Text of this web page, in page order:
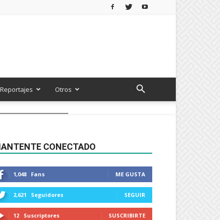
Reportajes Otros
CONECTADO
1,048 Fans ME GUSTA
2,621 Seguidores SEGUIR
12 Suscriptores SUSCRIBIRTE